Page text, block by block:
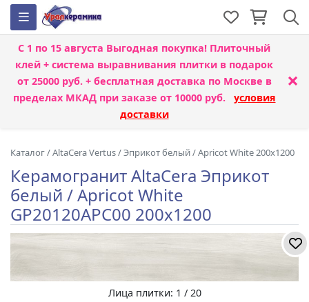
С 1 по 15 августа Выгодная покупка! Плиточный
клей + система выравнивания плитки в подарок
от 25000 руб. + бесплатная доставка по Москве в
пределах МКАД при заказе от 10000 руб. условия
доставки
×
Каталог/AltaCera Vertus/Эприкот белый / Apricot White 200x1200
Керамогранит AltaCera Эприкот
белый / Apricot White
GP20120APC00 200x1200
Лица плитки: 1 / 20